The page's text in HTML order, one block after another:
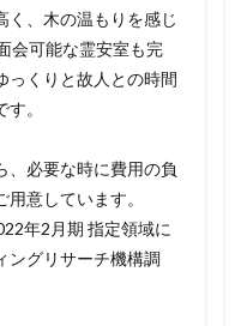
く、木の温もりを感じ
会可能な霊安室も完
っくりと故人との時間
。
、必要な時に費用の負
意しています。
年2月期 指定領域に
ングリサーチ機構調